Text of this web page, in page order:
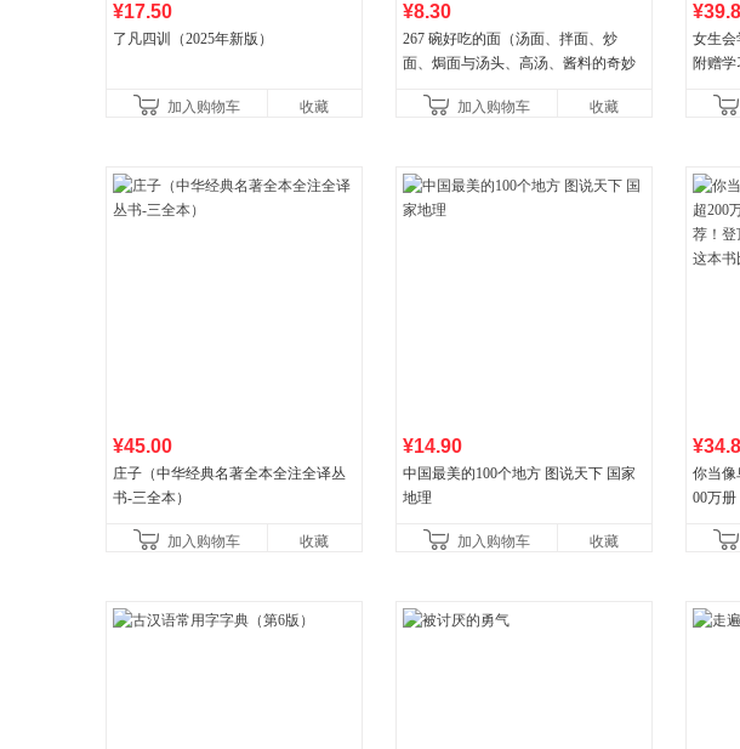
¥17.50
了凡四训（2025年新版）
加入购物车 收藏
¥8.30
267 碗好吃的面（汤面、拌面、炒
面、焗面与汤头、高汤、酱料的奇妙
妙滋味！令人无法抗拒的
加入购物车 收藏
女生会
附赠
¥45.00
庄子（中华经典名著全本全注全译丛
书-三全本）
加入购物车 收藏
¥14.90
中国最美的100个地方 图说天下 国家
地理
加入购物车 收藏
你当像
00万
比你